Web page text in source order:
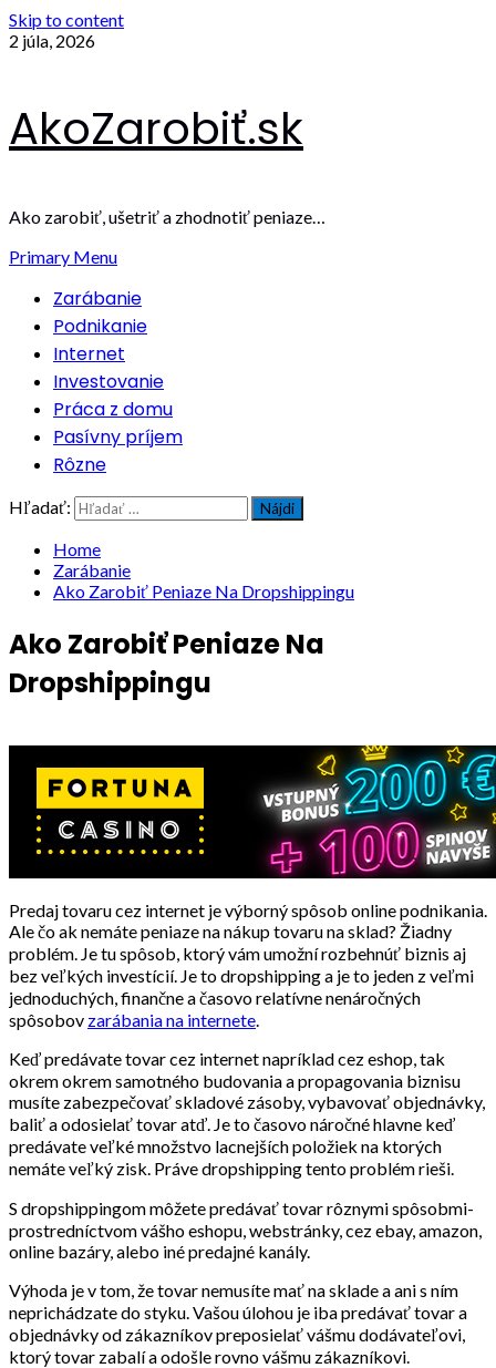
Skip to content
2 júla, 2026
AkoZarobiť.sk
Ako zarobiť, ušetriť a zhodnotiť peniaze…
Primary Menu
Zarábanie
Podnikanie
Internet
Investovanie
Práca z domu
Pasívny príjem
Rôzne
Hľadať:
Home
Zarábanie
Ako Zarobiť Peniaze Na Dropshippingu
Ako Zarobiť Peniaze Na
Dropshippingu
Predaj tovaru cez internet je výborný spôsob online podnikania.
Ale čo ak nemáte peniaze na nákup tovaru na sklad? Žiadny
problém. Je tu spôsob, ktorý vám umožní rozbehnúť biznis aj
bez veľkých investícií. Je to dropshipping a je to jeden z veľmi
jednoduchých, finančne a časovo relatívne nenáročných
spôsobov zarábania na internete.
Keď predávate tovar cez internet napríklad cez eshop, tak
okrem okrem samotného budovania a propagovania biznisu
musíte zabezpečovať skladové zásoby, vybavovať objednávky,
baliť a odosielať tovar atď. Je to časovo náročné hlavne keď
predávate veľké množstvo lacnejších položiek na ktorých
nemáte veľký zisk. Práve dropshipping tento problém rieši.
S dropshippingom môžete predávať tovar rôznymi spôsobmi-
prostredníctvom vášho eshopu, webstránky, cez ebay, amazon,
online bazáry, alebo iné predajné kanály.
Výhoda je v tom, že tovar nemusíte mať na sklade a ani s ním
neprichádzate do styku. Vašou úlohou je iba predávať tovar a
objednávky od zákazníkov preposielať vášmu dodávateľovi,
ktorý tovar zabalí a odošle rovno vášmu zákazníkovi.